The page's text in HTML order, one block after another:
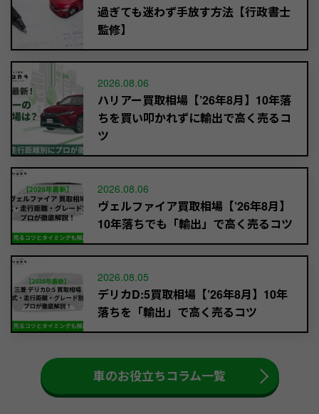
過ぎても迷わず手放す方法【行政書士
監修】
2026.08.06
ハリアー買取相場【’26年8月】10年落
ちを買い叩かれずに輸出で高く売るコ
ツ
2026.08.06
ヴェルファイア買取相場【’26年8月】
10年落ちでも「輸出」で高く売るコツ
2026.08.05
デリカD:5買取相場【’26年8月】10年
落ちを「輸出」で高く売るコツ
車のお役立ちコラム一覧